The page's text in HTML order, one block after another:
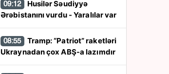
09:12
Ərəbistanını vurdu - Yaralılar var
08:55
Ukraynadan çox ABŞ-a lazımdır